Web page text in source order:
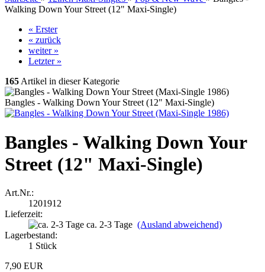
Walking Down Your Street (12" Maxi-Single)
« Erster
« zurück
weiter »
Letzter »
165Artikel in dieser Kategorie
Bangles - Walking Down Your Street (12" Maxi-Single)
Bangles - Walking Down Your
Street (12" Maxi-Single)
Art.Nr.:
1201912
Lieferzeit:
ca. 2-3 Tage (Ausland abweichend)
Lagerbestand:
1 Stück
7,90 EUR